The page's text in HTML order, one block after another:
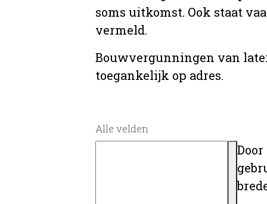
soms uitkomst. Ook staat
vermeld.
Bouwvergunningen van
toegankelijk op adres.
Alle velden